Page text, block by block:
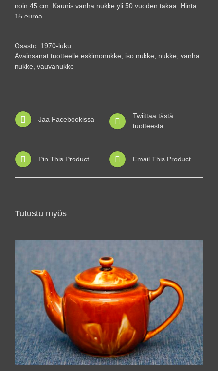
noin 45 cm. Kaunis vanha nukke yli 50 vuoden takaa. Hinta
15 euroa.
Osasto: 1970-luku
Avainsanat tuotteelle eskimonukke iso nukke nukke vanha
nukke vauvanukke
Jaa Facebookissa
Twiittaa tästä
tuotteesta
Pin This Product Email This Product
Tutustu myös